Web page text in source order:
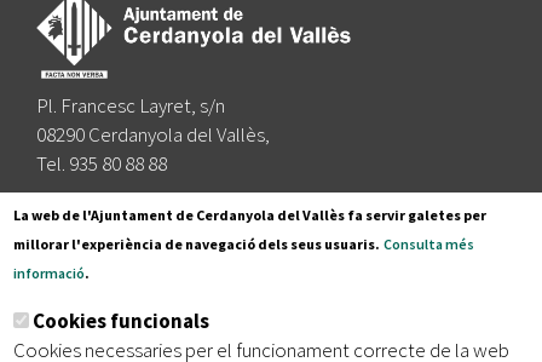
Pl. Francesc Layret, s/n
08290 Cerdanyola del Vallès,
Tel. 935 80 88 88
Segueix-nos a:
Subscriu-te al nostre butlletí
La web de l'Ajuntament de Cerdanyola del Vallès fa servir galetes per
millorar l'experiència de navegació dels seus usuaris. Consulta més
informació.
Cookies funcionals
Cookies necessaries per el funcionament correcte de la web